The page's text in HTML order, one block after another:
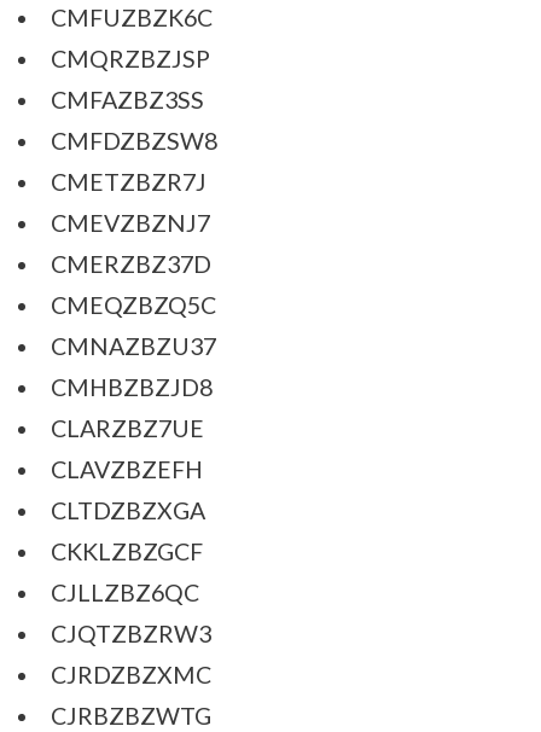
CMFUZBZK6C
CMQRZBZJSP
CMFAZBZ3SS
CMFDZBZSW8
CMETZBZR7J
CMEVZBZNJ7
CMERZBZ37D
CMEQZBZQ5C
CMNAZBZU37
CMHBZBZJD8
CLARZBZ7UE
CLAVZBZEFH
CLTDZBZXGA
CKKLZBZGCF
CJLLZBZ6QC
CJQTZBZRW3
CJRDZBZXMC
CJRBZBZWTG